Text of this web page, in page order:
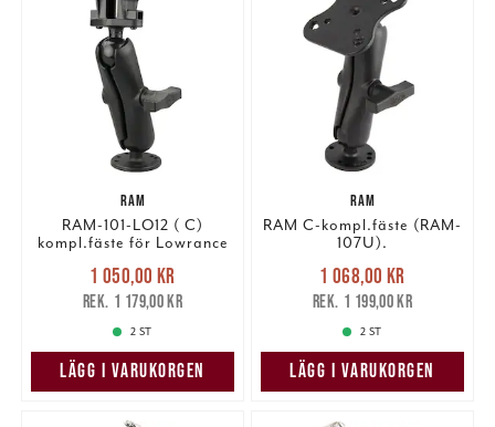
RAM
RAM-101-LO12 ( C)
kompl.fäste för Lowrance
Nuvarande pris
1 050,00 krTidigare pris
1 179,00 kr
1 050,00 kr
1 179,00 kr
2 ST
LÄGG I VARUKORGEN
RAM
RAM C-kompl.fäste (RAM-
107U).
Nuvarande pris
1 068,00 krTidigare pris
1 199,00 kr
1 068,00 kr
1 199,00 kr
2 ST
LÄGG I VARUKORGEN